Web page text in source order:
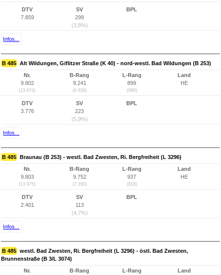
DTV
7.859
SV
299
(3,8%)
BPL
Infos...
B 485 Alt Wildungen, Giflitzer Straße (K 40) - nord-westl. Bad Wildungen (B 253)
Nr.
9.802
(13.974)
B-Rang
9.241
(6.839)
L-Rang
899
(880)
Land
HE
DTV
3.776
SV
223
(5,9%)
BPL
Infos...
B 485 Braunau (B 253) - westl. Bad Zwesten, Ri. Bergfreiheit (L 3296)
Nr.
9.803
(13.975)
B-Rang
9.752
(7.350)
L-Rang
937
(918)
Land
HE
DTV
2.401
SV
113
(4,7%)
BPL
Infos...
B 485 westl. Bad Zwesten, Ri. Bergfreiheit (L 3296) - östl. Bad Zwesten,
Brunnenstraße (B 3/L 3074)
Nr.
B-Rang
L-Rang
Land